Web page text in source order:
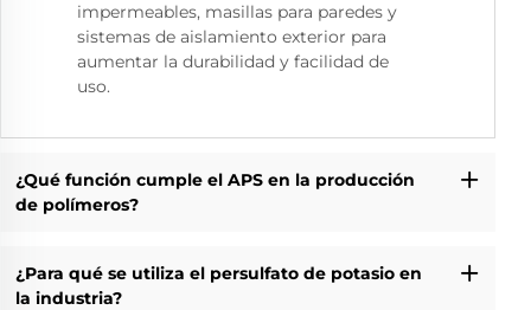
impermeables, masillas para paredes y
sistemas de aislamiento exterior para
aumentar la durabilidad y facilidad de
uso.
¿Qué función cumple el APS en la producción
de polímeros?
¿Para qué se utiliza el persulfato de potasio en
la industria?